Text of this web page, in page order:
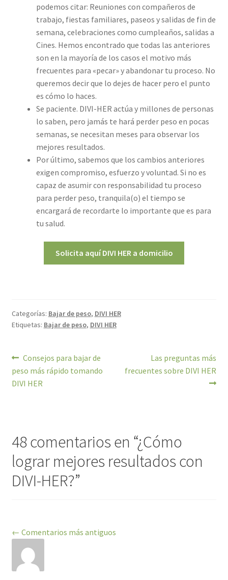
podemos citar: Reuniones con compañeros de
trabajo, fiestas familiares, paseos y salidas de fin de
semana, celebraciones como cumpleaños, salidas a
Cines. Hemos encontrado que todas las anteriores
son en la mayoría de los casos el motivo más
frecuentes para «pecar» y abandonar tu proceso. No
queremos decir que lo dejes de hacer pero el punto
es cómo lo haces.
Se paciente. DIVI-HER actúa y millones de personas
lo saben, pero jamás te hará perder peso en pocas
semanas, se necesitan meses para observar los
mejores resultados.
Por último, sabemos que los cambios anteriores
exigen compromiso, esfuerzo y voluntad. Si no es
capaz de asumir con responsabilidad tu proceso
para perder peso, tranquila(o) el tiempo se
encargará de recordarte lo importante que es para
tu salud.
Solicita aquí DIVI HER a domicilio
Categorías: Bajar de peso, DIVI HER
Etiquetas: Bajar de peso, DIVI HER
Navegación
de
Anterior:
Consejos para bajar de
peso más rápido tomando
DIVI HER
Siguiente:
Las preguntas más
frecuentes sobre DIVI HER
48 comentarios en “¿Cómo
lograr mejores resultados con
DIVI-HER?”
Navegación
comentarios
← Comentarios más antiguos